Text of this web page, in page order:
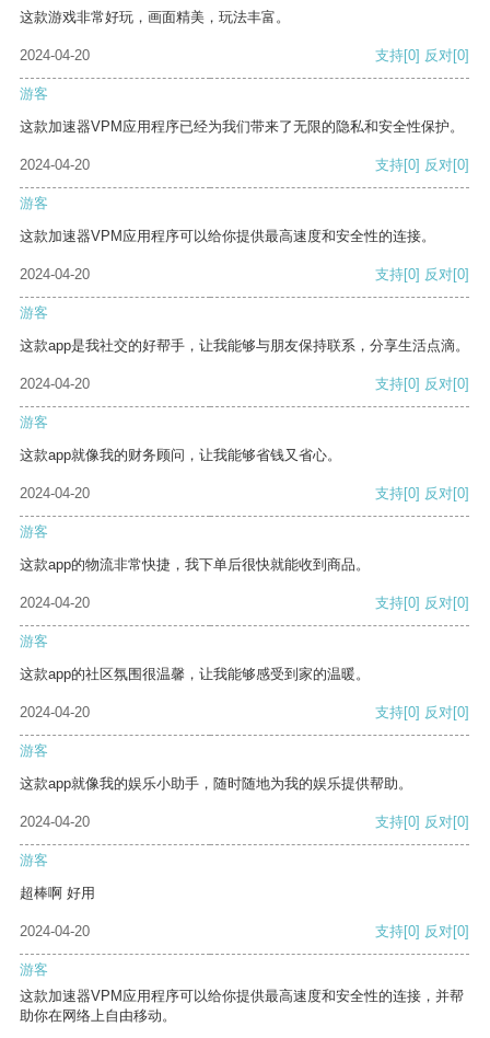
这款游戏非常好玩，画面精美，玩法丰富。
2024-04-20 支持[0] 反对[0]
游客
这款加速器VPM应用程序已经为我们带来了无限的隐私和安全性保护。
2024-04-20 支持[0] 反对[0]
游客
这款加速器VPM应用程序可以给你提供最高速度和安全性的连接。
2024-04-20 支持[0] 反对[0]
游客
这款app是我社交的好帮手，让我能够与朋友保持联系，分享生活点滴。
2024-04-20 支持[0] 反对[0]
游客
这款app就像我的财务顾问，让我能够省钱又省心。
2024-04-20 支持[0] 反对[0]
游客
这款app的物流非常快捷，我下单后很快就能收到商品。
2024-04-20 支持[0] 反对[0]
游客
这款app的社区氛围很温馨，让我能够感受到家的温暖。
2024-04-20 支持[0] 反对[0]
游客
这款app就像我的娱乐小助手，随时随地为我的娱乐提供帮助。
2024-04-20 支持[0] 反对[0]
游客
超棒啊 好用
2024-04-20 支持[0] 反对[0]
游客
这款加速器VPM应用程序可以给你提供最高速度和安全性的连接，并帮
助你在网络上自由移动。